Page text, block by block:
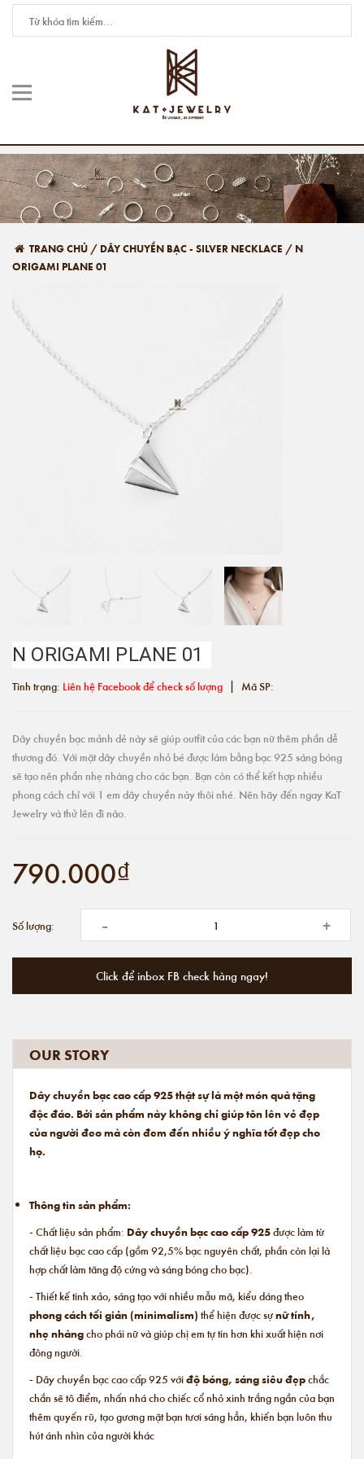
TRANG CHỦ / DÂY CHUYỀN BẠC - SILVER NECKLACE / N
ORIGAMI PLANE 01
N ORIGAMI PLANE 01
Tình trạng: Liên hệ Facebook để check số lượng | Mã SP:
Dây chuyền bạc mảnh dẻ này sẽ giúp outfit của các bạn nữ thêm phần dễ
thương đó. Với mặt dây chuyền nhỏ bé được làm bằng bạc 925 sáng bóng
sẽ tạo nên phần nhẹ nhàng cho các bạn. Bạn còn có thể kết hợp nhiều
phong cách chỉ với 1 em dây chuyền này thôi nhé. Nên hãy đến ngay KaT
Jewelry và thử lên đi nào.
790.000₫
Số lượng: - +
Click để inbox FB check hàng ngay!
OUR STORY
Dây chuyền bạc cao cấp 925 thật sự là một món quà tặng
độc đáo. Bởi sản phẩm này không chỉ giúp tôn lên vẻ đẹp
của người đeo mà còn đem đến nhiều ý nghĩa tốt đẹp cho
họ.
Thông tin sản phẩm:
- Chất liệu sản phẩm: Dây chuyền bạc cao cấp 925được làm từ
chất liệu bạc cao cấp (gồm 92,5% bạc nguyên chất, phần còn lại là
hợp chất làm tăng độ cứng và sáng bóng cho bạc).
- Thiết kế tinh xảo, sáng tạo với nhiều mẫu mã, kiểu dáng theo
phong cách tối giản (minimalism) thể hiện được sựnữ tính,
nhẹ nhàngcho phái nữ và giúp chị em tự tin hơn khi xuất hiện nơi
đông người.
- Dây chuyền bạc cao cấp 925 vớiđộ bóng, sáng siêu đẹpchắc
chắn sẽ tô điểm, nhấn nhá cho chiếc cổ nhỏ xinh trắng ngần của bạn
thêm quyến rũ, tạo gương mặt bạn tươi sáng hẳn, khiến bạn luôn thu
hút ánh nhìn của người khác